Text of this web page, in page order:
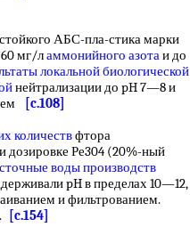
АБС-пла-стика марки
мг/ламмонийного азотаи до
локальнойбиологической
нейтрализации до pH 7—8 и
[c.108]
количествфтора
дозировке Ре304 (20%-ный
сточные воды производств
pH в пределах 10—12,
и фильтрованием.
[c.154]